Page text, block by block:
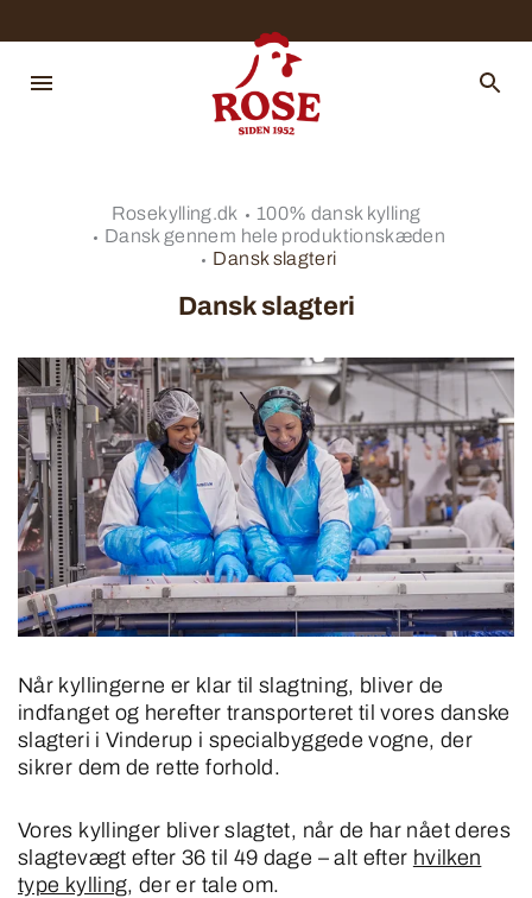
Rosekylling.dk
100% dansk kylling
Dansk gennem hele produktionskæden
Dansk slagteri
Dansk slagteri
Når kyllingerne er klar til slagtning, bliver de
indfanget og herefter transporteret til vores danske
slagteri i Vinderup i specialbyggede vogne, der
sikrer dem de rette forhold.
Vores kyllinger bliver slagtet, når de har nået deres
slagtevægt efter 36 til 49 dage – alt efter hvilken
type kylling, der er tale om.